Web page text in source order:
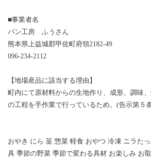
■事業者名
パン工房 ふうさん
熊本県上益城郡甲佐町府領2182-49
096-234-2112
【地場産品に該当する理由】
町内にて原材料からの生地作り、成形、調味
の工程を手作業で行っているため。(告示第５
おやき にら 韮 惣菜 軽食 おやつ 冷凍 ニラた
具 季節の野菜 季節で変わる具材 お楽しみ お